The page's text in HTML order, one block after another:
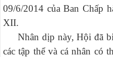
09/6/2014 của Ban Chấp
XII.
Nhân dịp này, Hội đã
các tập thể và cá nhân có